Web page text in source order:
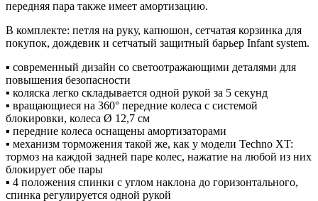
передняя пара также имеет амортизацию.
В комплекте: петля на руку, капюшон, сетчатая корзинка для
покупок, дождевик и сетчатый защитный барьер Infant system.
▪ современный дизайн со светоотражающими деталями для
повышения безопасности
▪ коляска легко складывается одной рукой за 5 секунд
▪ вращающиеся на 360° передние колеса с системой
блокировки, колеса Ø 12,7 см
▪ передние колеса оснащены амортизаторами
▪ механизм торможения такой же, как у модели Techno XT:
тормоз на каждой задней паре колес, нажатие на любой из них
блокирует обе пары
▪ 4 положения спинки с углом наклона до горизонтального,
спинка регулируется одной рукой